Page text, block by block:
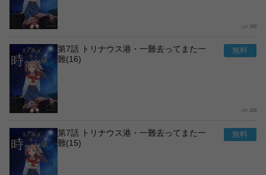
160
第7話 トリナウス港・一難去ってまた一
難(16)
168
第7話 トリナウス港・一難去ってまた一
難(15)